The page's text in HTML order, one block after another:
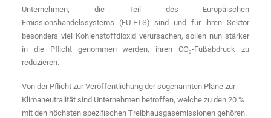
Unternehmen, die Teil des Europäischen
Emissionshandelssystems (EU-ETS) sind und für ihren Sektor
besonders viel Kohlenstoffdioxid verursachen, sollen nun stärker
in die Pflicht genommen werden, ihren CO₂-Fußabdruck zu
reduzieren.
Von der Pflicht zur Veröffentlichung der sogenannten Pläne zur
Klimaneutralität sind Unternehmen betroffen, welche zu den 20 %
mit den höchsten spezifischen Treibhausgasemissionen gehören.